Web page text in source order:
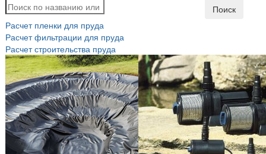
Поиск
Расчет пленки для пруда
Расчет фильтрации для пруда
Расчет строительства пруда